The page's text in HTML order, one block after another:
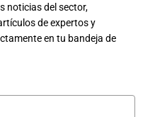
noticias del sector,
de expertos y
en tu bandeja de